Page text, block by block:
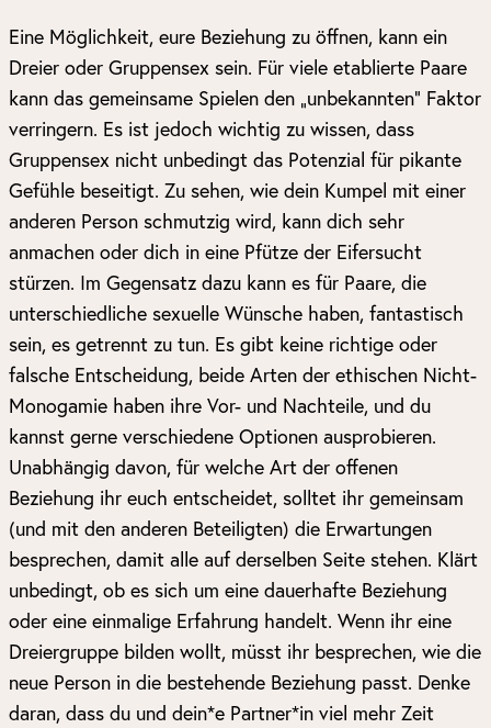
Eine Möglichkeit, eure Beziehung zu öffnen, kann ein
Dreier oder Gruppensex sein. Für viele etablierte Paare
kann das gemeinsame Spielen den „unbekannten“ Faktor
verringern. Es ist jedoch wichtig zu wissen, dass
Gruppensex nicht unbedingt das Potenzial für pikante
Gefühle beseitigt. Zu sehen, wie dein Kumpel mit einer
anderen Person schmutzig wird, kann dich sehr
anmachen oder dich in eine Pfütze der Eifersucht
stürzen. Im Gegensatz dazu kann es für Paare, die
unterschiedliche sexuelle Wünsche haben, fantastisch
sein, es getrennt zu tun. Es gibt keine richtige oder
falsche Entscheidung, beide Arten der ethischen Nicht-
Monogamie haben ihre Vor- und Nachteile, und du
kannst gerne verschiedene Optionen ausprobieren.
Unabhängig davon, für welche Art der offenen
Beziehung ihr euch entscheidet, solltet ihr gemeinsam
(und mit den anderen Beteiligten) die Erwartungen
besprechen, damit alle auf derselben Seite stehen. Klärt
unbedingt, ob es sich um eine dauerhafte Beziehung
oder eine einmalige Erfahrung handelt. Wenn ihr eine
Dreiergruppe bilden wollt, müsst ihr besprechen, wie die
neue Person in die bestehende Beziehung passt. Denke
daran, dass du und dein*e Partner*in viel mehr Zeit